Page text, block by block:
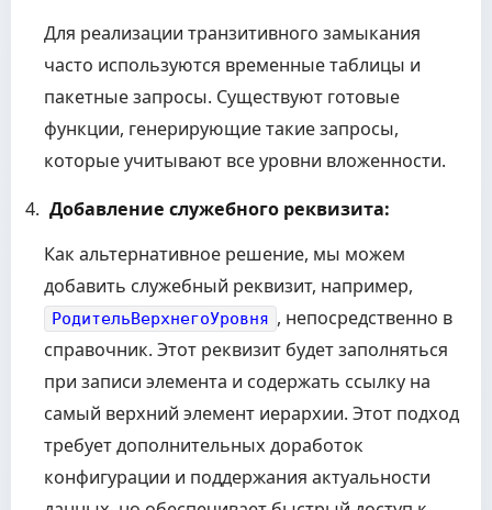
Для реализации транзитивного замыкания
часто используются временные таблицы и
пакетные запросы. Существуют готовые
функции, генерирующие такие запросы,
которые учитывают все уровни вложенности.
Добавление служебного реквизита:
Как альтернативное решение, мы можем
добавить служебный реквизит, например,
РодительВерхнегоУровня , непосредственно в
справочник. Этот реквизит будет заполняться
при записи элемента и содержать ссылку на
самый верхний элемент иерархии. Этот подход
требует дополнительных доработок
конфигурации и поддержания актуальности